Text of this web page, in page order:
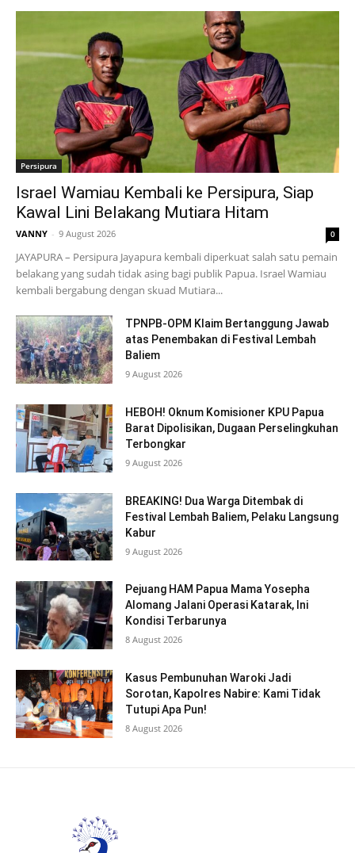
Persipura
Israel Wamiau Kembali ke Persipura, Siap
Kawal Lini Belakang Mutiara Hitam
VANNY - 9 August 2026 0
JAYAPURA – Persipura Jayapura kembali diperkuat salah satu pemain
belakang yang sudah tidak asing bagi publik Papua. Israel Wamiau
kembali bergabung dengan skuad Mutiara...
TPNPB-OPM Klaim Bertanggung Jawab
atas Penembakan di Festival Lembah
Baliem
9 August 2026
HEBOH! Oknum Komisioner KPU Papua
Barat Dipolisikan, Dugaan Perselingkuhan
Terbongkar
9 August 2026
BREAKING! Dua Warga Ditembak di
Festival Lembah Baliem, Pelaku Langsung
Kabur
9 August 2026
Pejuang HAM Papua Mama Yosepha
Alomang Jalani Operasi Katarak, Ini
Kondisi Terbarunya
8 August 2026
Kasus Pembunuhan Waroki Jadi
Sorotan, Kapolres Nabire: Kami Tidak
Tutupi Apa Pun!
8 August 2026